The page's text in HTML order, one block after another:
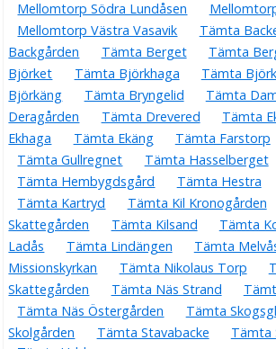
Mellomtorp Södra Lundåsen
Mellomtorp Västra Vasavik
Tämta
Backgården
Tämta Berget Tämta
Björket
Tämta Björkhaga Tämta
Björkäng
Tämta Bryngelid Tämta
Deragården
Tämta Drevered Tämta
Ekhaga
Tämta Ekäng Tämta Farstorp
Tämta Gullregnet
Tämta Hasselberget
Tämta Hembygdsgård
Tämta Hestra
Tämta Kartryd
Tämta Kil Kronogården
Skattegården
Tämta Kilsand Tämta
Ladås
Tämta Lindängen Tämta
Missionskyrkan
Tämta Nikolaus Torp
Skattegården
Tämta Näs Strand
Tämta Näs Östergården
Tämta
Skolgården
Tämta Stavabacke
Tämta